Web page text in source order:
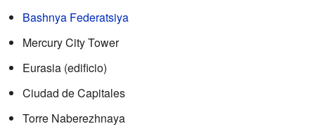
Bashnya Federatsiya
Mercury City Tower
Eurasia (edificio)
Ciudad de Capitales
Torre Naberezhnaya